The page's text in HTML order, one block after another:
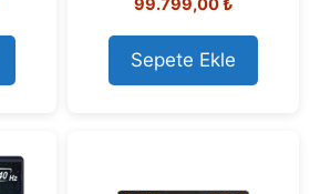
o
t
o
f
5
99.799,00₺
Sepete Ekle